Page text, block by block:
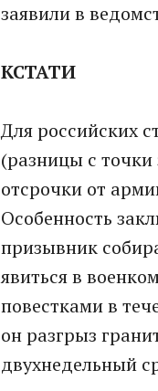
заявили в
КСТАТИ
Для российских
(разницы с точки
отсрочки от
Особенность
призывник
явиться в
повестками в
он разгрыз
двухнедельный